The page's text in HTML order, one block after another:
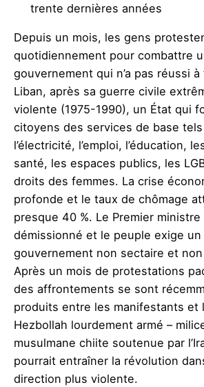
trente dernières années
Depuis un mois, les gens
quotidiennement pour combattre
gouvernement qui n’a pas réussi à
Liban, après sa guerre civile
violente (1975-1990), un État qui
citoyens des services de base tels
l’électricité, l’emploi, l’éducation,
santé, les espaces publics, les
droits des femmes. La crise
profonde et le taux de chômage
presque 40 %. Le Premier ministre
démissionné et le peuple exige un
gouvernement non sectaire et
Après un mois de protestations
des affrontements se sont
produits entre les manifestants et
Hezbollah lourdement armé –
musulmane chiite soutenue par
pourrait entraîner la révolution
direction plus violente.